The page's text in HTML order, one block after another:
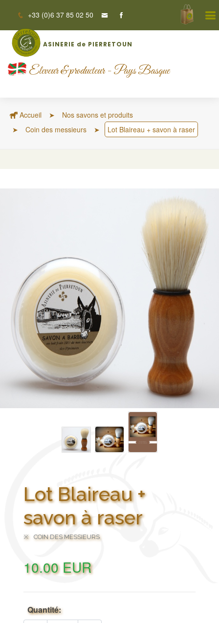
+33 (0)6 37 85 02 50
ASINERIE de PIERRETOUN
Eleveur & producteur - Pays Basque
Accueil
Nos savons et produits
Coin des messieurs
Lot Blaireau + savon à raser
Lot Blaireau +
savon à raser
COIN DES MESSIEURS
10.00 EUR
Quantité: